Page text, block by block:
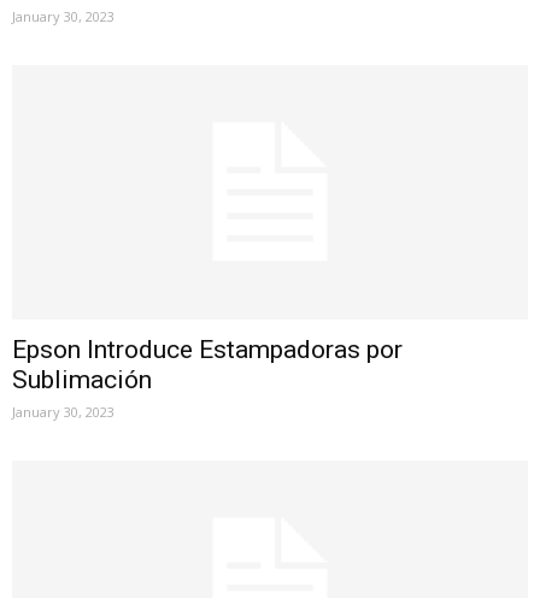
January 30, 2023
Epson Introduce Estampadoras por
Sublimación
January 30, 2023